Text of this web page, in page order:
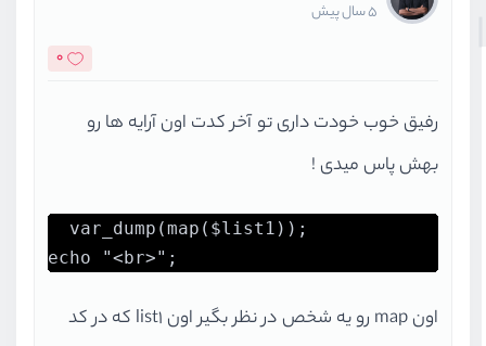
5 سال پیش
0
رفیق خوب خودت داری تو آخر کدت اون آرایه ها رو
بهش پاس میدی !
var_dump(map($list1));
echo "<br>";
اون map رو یه شخص در نظر بگیر اون list1 که در کد